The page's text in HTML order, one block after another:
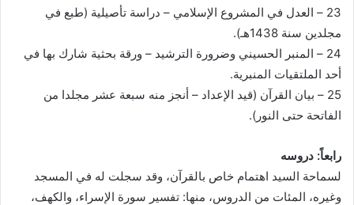
23 – العدل في المشروع الإسلامي – دراسة تأصيلية (طبع في
مجلدين سنة 1438هـ).
24 – المنبر الحسيني وضرورة الترشيد – ورقة بحثية شارك بها في
أحد الملتقيات المنبرية.
25 – بيان القرآن (قيد الإعداد – أنجز منه سبعة عشر مجلدا من
الفاتحة حتى النور).
رابعاً: دروسه
لسماحة السيد اهتمام خاص بالقرآن، وقد سجلت له في المسجد
وغيره، المئات من الدروس، منها: تفسير سورة الإسراء، والكهف،